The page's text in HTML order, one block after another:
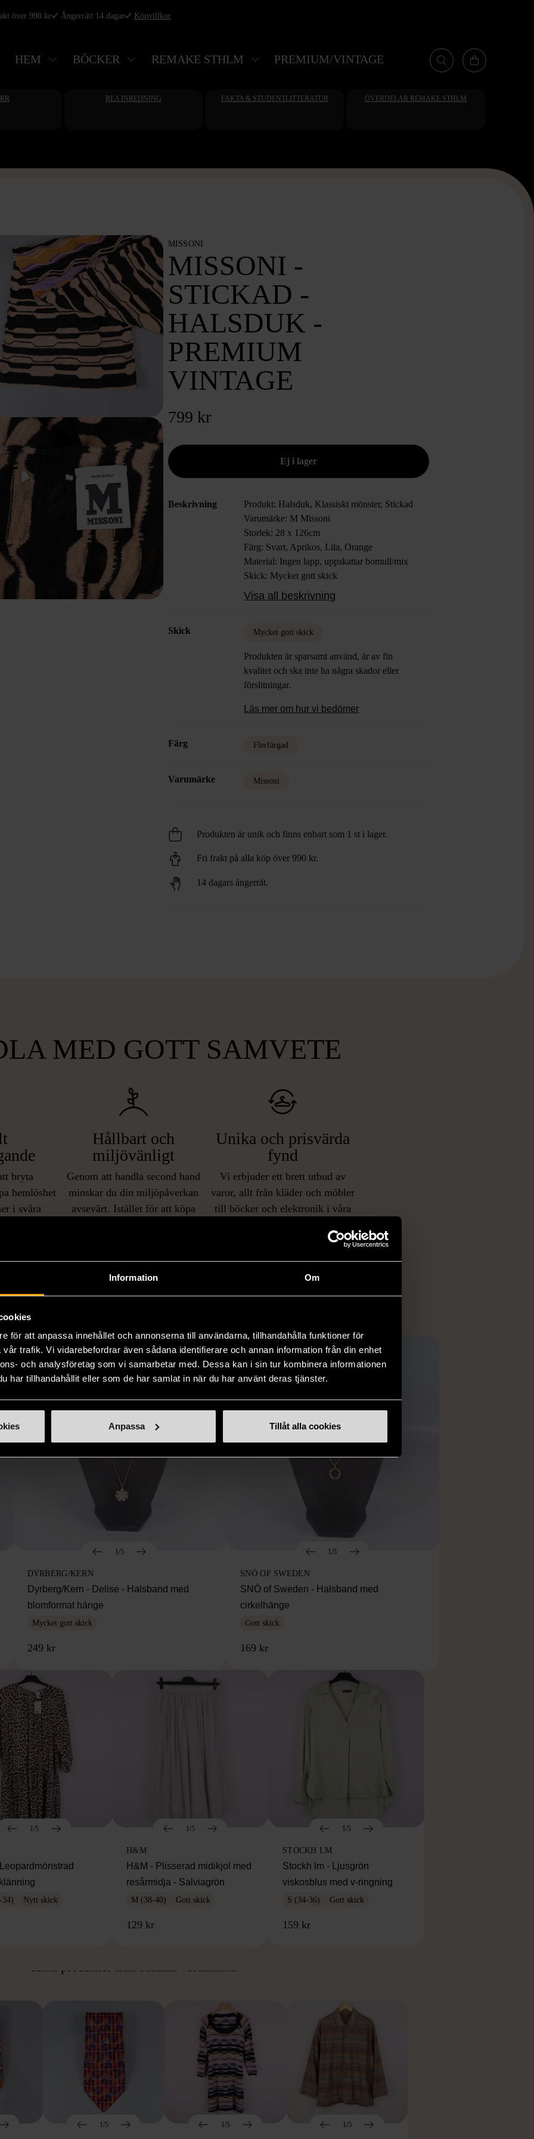
Information Om
för att anpassa innehållet och annonserna till användarna, tillhandahålla funktioner för
trafik. Vi vidarebefordrar även sådana identifierare och annan information från din enhet
och analysföretag som vi samarbetar med. Dessa kan i sin tur kombinera informationen
har tillhandahållit eller som de har samlat in när du har använt deras tjänster.
Anpassa Tillåt alla cookies
över 990 kr Ångerrätt 14 dagar Köpvillkor
HEM BÖCKER REMAKE STHLM PREMIUM/VINTAGE
REA INREDNING FAKTA & STUDENTLITTERATUR ÖVERDELAR REMAKE STHLM
MISSONI
MISSONI -
STICKAD -
HALSDUK -
PREMIUM
VINTAGE
799 kr
Beskrivning
Produkt: Halsduk, Klassiskt mönster, Stickad
Varumärke: M Missoni
Storlek: 28 x 126cm
Färg: Svart, Aprikos, Lila, Orange
Material: Ingen lapp, uppskattar bomull/mix
Skick: Mycket gott skick
Visa all beskrivning
Skick Mycket gott skick
Produkten är sparsamt använd, är av fin
kvalitet och ska inte ha några skador eller
förslitningar.
Läs mer om hur vi bedömer
Färg Flerfärgad
Varumärke Missoni
Produkten är unik och finns enbart som 1 st i lager.
Fri frakt på alla köp över 990 kr.
14 dagars ångerrät.
MED GOTT SAMVETE
bryta
hemlöshet
i svåra
Hållbart och
miljövänligt
Genom att handla second hand
minskar du din miljöpåverkan
avsevärt. Istället för att köpa
Unika och prisvärda
fynd
Vi erbjuder ett brett utbud av
varor, allt från kläder och möbler
till böcker och elektronik i våra
unika och originella föremål som
PRODUKTER
Hitta produkter som påminner om denna
1/5
DYRBERG/KERN
Dyrberg/Kern - Delise - Halsband med
blomformat hänge
Mycket gott skick
249 kr
1/5
SNÖ OF SWEDEN
SNÖ of Sweden - Halsband med
cirkelhänge
Gott skick
169 kr
1/5
34) Nytt skick
1/5
H&M
H&M - Plisserad midikjol med
resårmidja - Salviagrön
M (38-40) Gott skick
129 kr
1/5
STOCKH LM
Stockh lm - Ljusgrön
viskosblus med v-ringning
S (34-36) Gott skick
159 kr
Hitta produkter från samma varumärke
1/5 1/5 1/5